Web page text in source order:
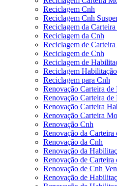
Reciclagem Cnh
Reciclagem Cnh
Reciclagem da
Reciclagem da Cnh
Reciclagem de
Reciclagem de Cnh
Reciclagem de
Reciclagem Habilitação
Reciclagem para Cnh
Renovação Carteira
Renovação Carteira de
Renovação Carteira
Renovação Carteira
Renovação Cnh
Renovação da Carteira
Renovação da Cnh
Renovação da
Renovação de Carteira
Renovação de Cnh
Renovação de